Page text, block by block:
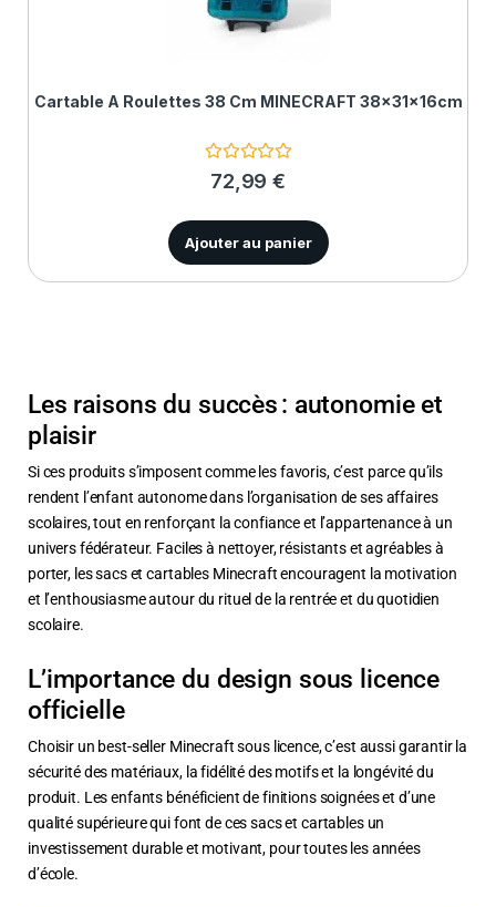
Cartable À Roulettes 38 Cm MINECRAFT 38x31x16cm
N
e
s
u
r
72,99€
Ajouter au panier
Les raisons du succès : autonomie et
plaisir
Si ces produits s’imposent comme les favoris, c’est parce qu’ils
rendent l’enfant autonome dans l’organisation de ses affaires
scolaires, tout en renforçant la confiance et l’appartenance à un
univers fédérateur. Faciles à nettoyer, résistants et agréables à
porter, les sacs et cartables Minecraft encouragent la motivation
et l’enthousiasme autour du rituel de la rentrée et du quotidien
scolaire.
L’importance du design sous licence
officielle
Choisir un best-seller Minecraft sous licence, c’est aussi garantir la
sécurité des matériaux, la fidélité des motifs et la longévité du
produit. Les enfants bénéficient de finitions soignées et d’une
qualité supérieure qui font de ces sacs et cartables un
investissement durable et motivant, pour toutes les années
d’école.